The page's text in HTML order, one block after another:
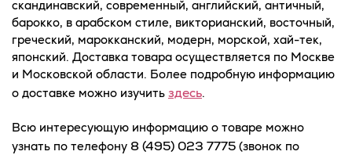
скандинавский, современный, английский, античный,
барокко, в арабском стиле, викторианский, восточный,
греческий, марокканский, модерн, морской, хай-тек,
японский. Доставка товара осуществляется по Москве
и Московской области. Более подробную информацию
о доставке можно изучить здесь.
Всю интересующую информацию о товаре можно
узнать по телефону 8 (495) 023 7775 (звонок по